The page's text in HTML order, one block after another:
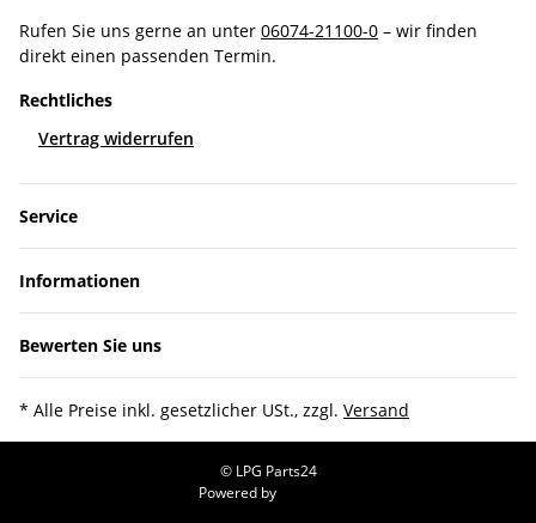
Rufen Sie uns gerne an unter 06074-21100-0 – wir finden
direkt einen passenden Termin.
Rechtliches
Vertrag widerrufen
Service
Informationen
Bewerten Sie uns
* Alle Preise inkl. gesetzlicher USt., zzgl. Versand
© LPG Parts24
Powered by